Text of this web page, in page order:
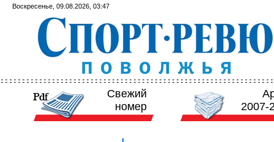
Воскресенье, 09.08.2026, 03:47
Свежий
номер
2007-